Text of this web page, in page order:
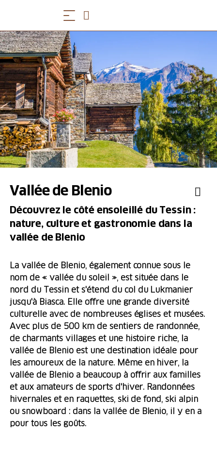
Vallée de Blenio
Découvrez le côté ensoleillé du Tessin :
nature, culture et gastronomie dans la
vallée de Blenio
La vallée de Blenio, également connue sous le
nom de « vallée du soleil », est située dans le
nord du Tessin et s'étend du col du Lukmanier
jusqu'à Biasca. Elle offre une grande diversité
culturelle avec de nombreuses églises et musées.
Avec plus de 500 km de sentiers de randonnée,
de charmants villages et une histoire riche, la
vallée de Blenio est une destination idéale pour
les amoureux de la nature. Même en hiver, la
vallée de Blenio a beaucoup à offrir aux familles
et aux amateurs de sports d'hiver. Randonnées
hivernales et en raquettes, ski de fond, ski alpin
ou snowboard : dans la vallée de Blenio, il y en a
pour tous les goûts.